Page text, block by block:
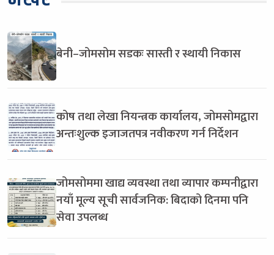
बेनी–जोमसोम सडकः सास्ती र स्थायी निकास
कोष तथा लेखा नियन्त्रक कार्यालय, जोमसोमद्वारा
अन्तःशुल्क इजाजतपत्र नवीकरण गर्न निर्देशन
जोमसोममा खाद्य व्यवस्था तथा व्यापार कम्पनीद्वारा
नयाँ मूल्य सूची सार्वजनिक: बिदाको दिनमा पनि
सेवा उपलब्ध